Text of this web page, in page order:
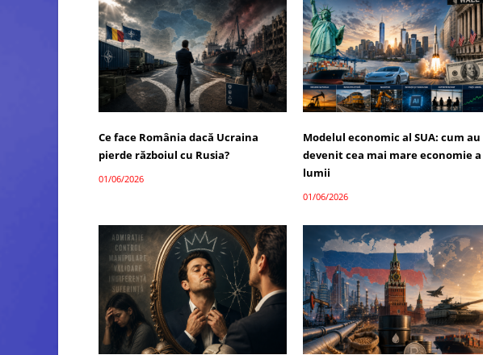
Ce face România dacă Ucraina
pierde războiul cu Rusia?
01/06/2026
Modelul economic al SUA: cum au
devenit cea mai mare economie a
lumii
01/06/2026